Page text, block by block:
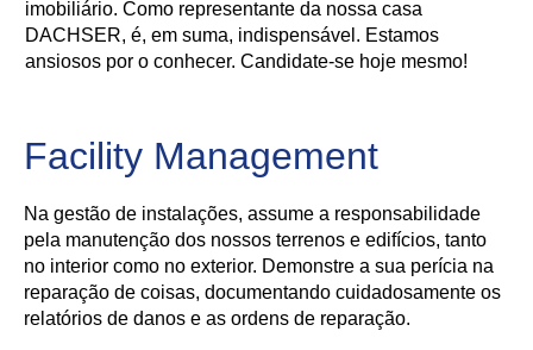
imobiliário. Como representante da nossa casa
DACHSER, é, em suma, indispensável. Estamos
ansiosos por o conhecer. Candidate-se hoje mesmo!
Facility Management
Na gestão de instalações, assume a responsabilidade
pela manutenção dos nossos terrenos e edifícios, tanto
no interior como no exterior. Demonstre a sua perícia na
reparação de coisas, documentando cuidadosamente os
relatórios de danos e as ordens de reparação.